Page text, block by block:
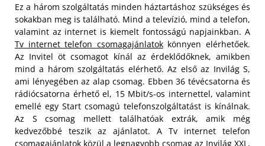
Ez a három szolgáltatás minden háztartáshoz szükséges és
sokakban meg is található. Mind a televízió, mind a telefon,
valamint az internet is kiemelt fontosságú napjainkban. A
Tv internet telefon csomagajánlatokkönnyen elérhetőek.
Az Invitel öt csomagot kínál az érdeklődőknek, amikben
mind a három szolgáltatás elérhető. Az első az Invilág S,
ami lényegében az alap csomag. Ebben 36 tévécsatorna és
rádiócsatorna érhető el, 15 Mbit/s-os internettel, valamint
emellé egy Start csomagú telefonszolgáltatást is kínálnak.
Az S csomag mellett találhatóak extrák, amik még
kedvezőbbé teszik az ajánlatot. A Tv internet telefon
csomagajánlatok közül a legnagyobb csomag az Invilág XXL,